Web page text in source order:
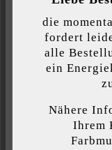
Zur
Seite ausdrucken
Artikelnummer:
Individuelle
Funktionalität
die
fordert
alle
ein
Nähere
Ihrem